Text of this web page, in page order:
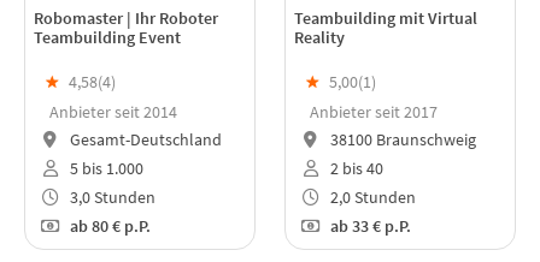
Robomaster | Ihr Roboter
Teambuilding Event
★ 4,58(4)
Anbieter seit 2014
Gesamt-Deutschland
5 bis 1.000
3,0 Stunden
ab80 € p.P.
Teambuilding mit Virtual
Reality
★ 5,00(1)
Anbieter seit 2017
38100 Braunschweig
2 bis 40
2,0 Stunden
ab33 € p.P.